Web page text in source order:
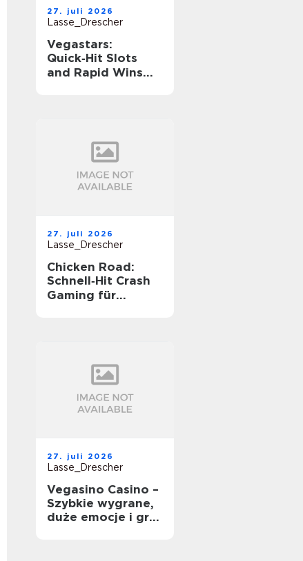
27. juli 2026
Lasse_Drescher
Vegastars:
Quick‑Hit Slots
and Rapid Wins
27. juli 2026
Lasse_Drescher
Chicken Road:
Schnell‑Hit Crash
Gaming für
27. juli 2026
Lasse_Drescher
Vegasino Casino –
Szybkie wygrane,
duże emocje i gra